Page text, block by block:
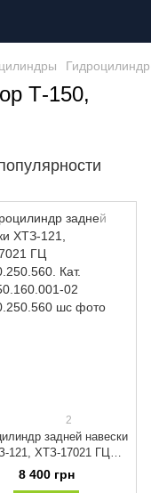
Т-150,
2
задней навески
121, ХТЗ-17021 ГЦ
100.50.250.560. Кат.
100.250.160.001-02
8 400 грн